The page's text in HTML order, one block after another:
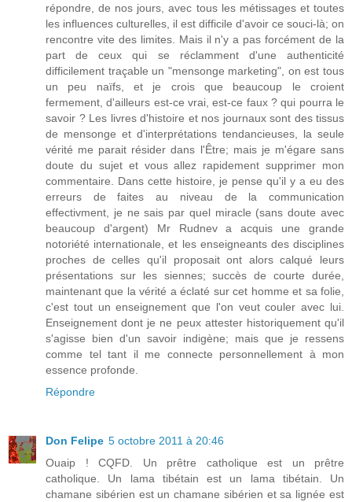
répondre, de nos jours, avec tous les métissages et toutes
les influences culturelles, il est difficile d'avoir ce souci-là; on
rencontre vite des limites. Mais il n'y a pas forcément de la
part de ceux qui se réclamment d'une authenticité
difficilement traçable un "mensonge marketing", on est tous
un peu naïfs, et je crois que beaucoup le croient
fermement, d'ailleurs est-ce vrai, est-ce faux ? qui pourra le
savoir ? Les livres d'histoire et nos journaux sont des tissus
de mensonge et d'interprétations tendancieuses, la seule
vérité me parait résider dans l'Être; mais je m'égare sans
doute du sujet et vous allez rapidement supprimer mon
commentaire. Dans cette histoire, je pense qu'il y a eu des
erreurs de faites au niveau de la communication
effectivment, je ne sais par quel miracle (sans doute avec
beaucoup d'argent) Mr Rudnev a acquis une grande
notoriété internationale, et les enseigneants des disciplines
proches de celles qu'il proposait ont alors calqué leurs
présentations sur les siennes; succès de courte durée,
maintenant que la vérité a éclaté sur cet homme et sa folie,
c'est tout un enseignement que l'on veut couler avec lui.
Enseignement dont je ne peux attester historiquement qu'il
s'agisse bien d'un savoir indigène; mais que je ressens
comme tel tant il me connecte personnellement à mon
essence profonde.
Répondre
Don Felipe 5 octobre 2011 à 20:46
Ouaip ! CQFD. Un prêtre catholique est un prêtre
catholique. Un lama tibétain est un lama tibétain. Un
chamane sibérien est un chamane sibérien et sa lignée est